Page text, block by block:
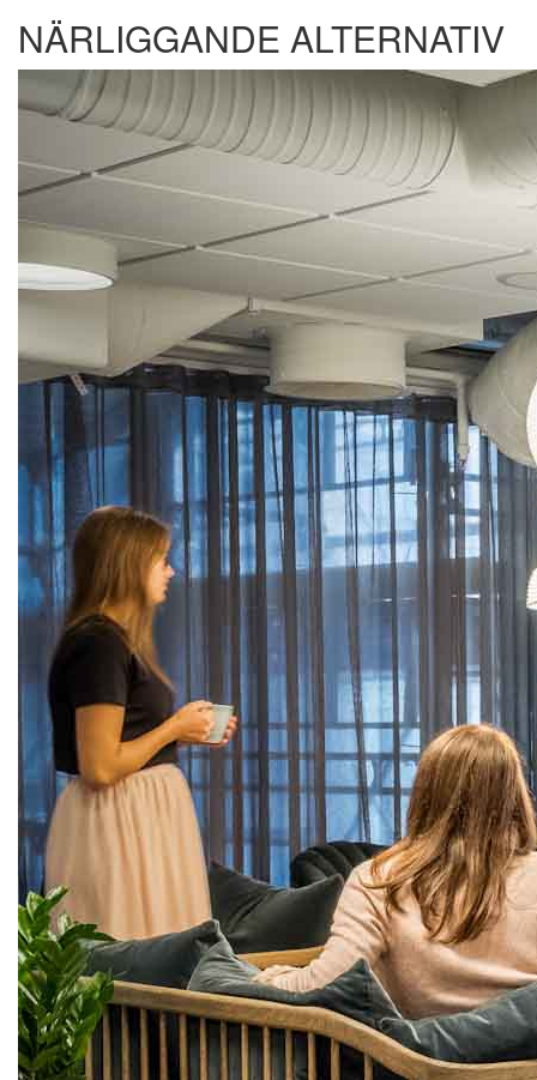
NÄRLIGGANDE ALTERNATIV